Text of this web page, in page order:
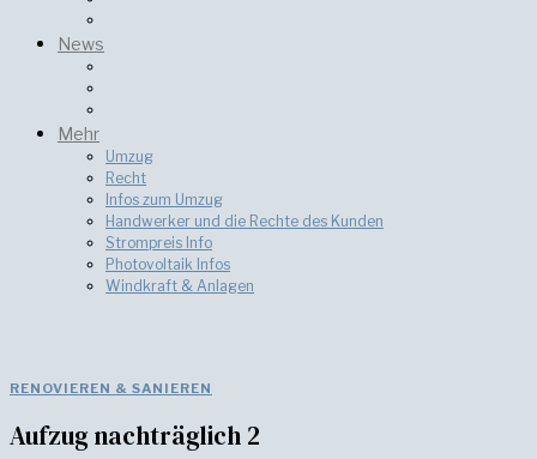
News
Mehr
Umzug
Recht
Infos zum Umzug
Handwerker und die Rechte des Kunden
Strompreis Info
Photovoltaik Infos
Windkraft & Anlagen
RENOVIEREN & SANIEREN
Aufzug nachträglich 2